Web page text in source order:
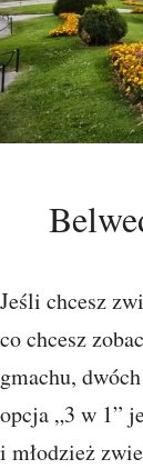
Jeśli chcesz
co chcesz
gmachu,
opcja „3 w 1”
i młodzież